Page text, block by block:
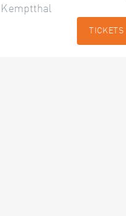
Kemptthal
TICKETS